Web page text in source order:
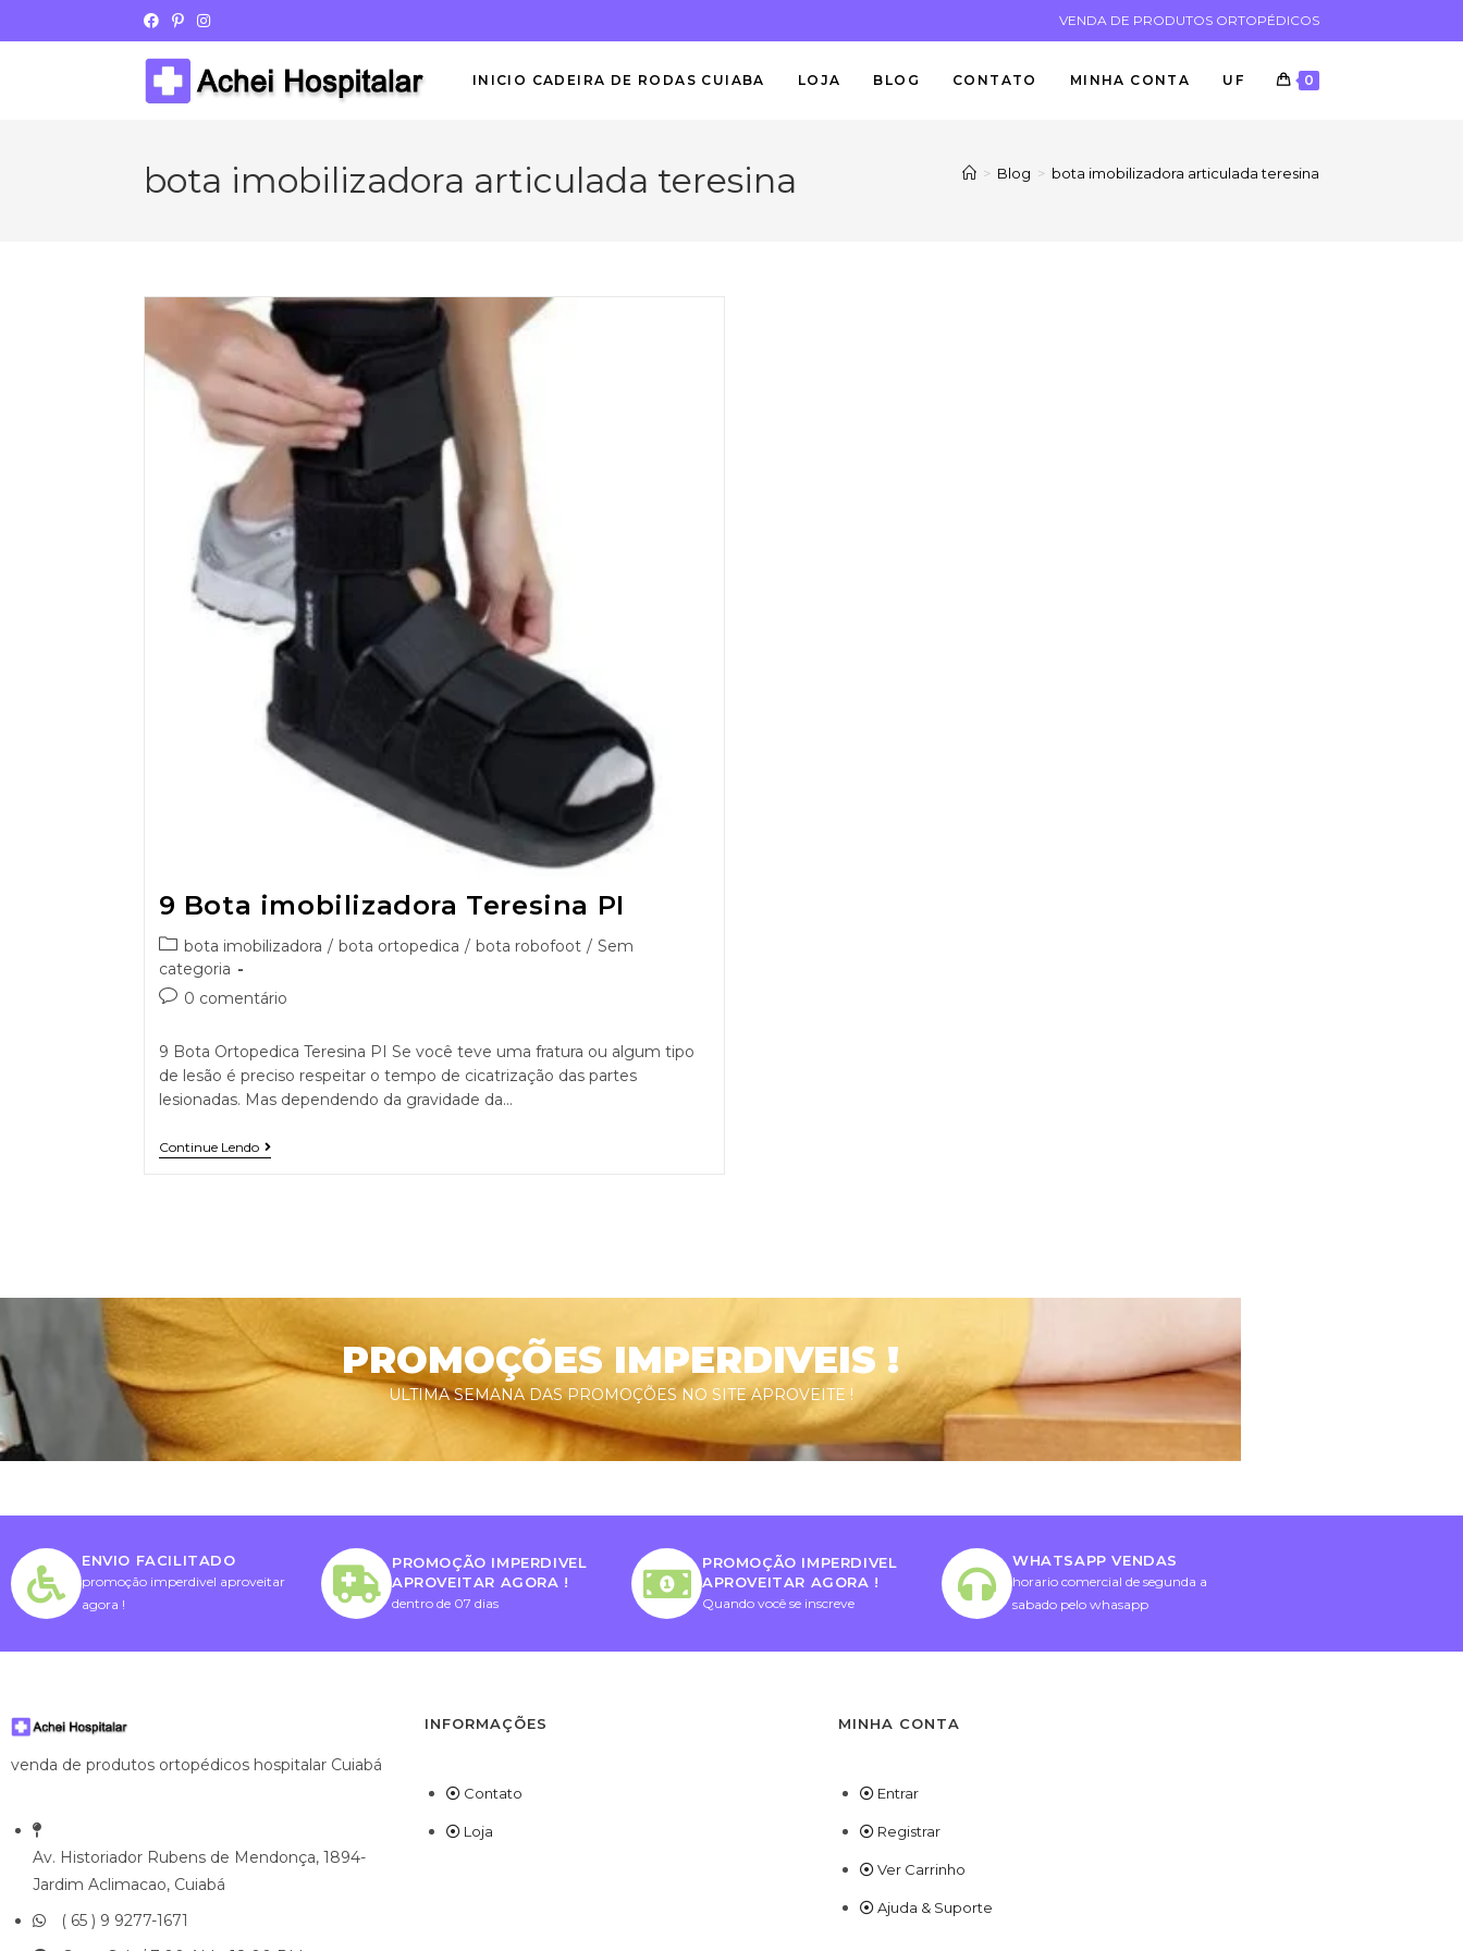
VENDA DE PRODUTOS ORTOPÉDICOS
INICIO CADEIRA DE RODAS CUIABA LOJA BLOG CONTATO MINHA CONTA UF 0
bota imobilizadora articulada teresina > Blog > bota imobilizadora articulada teresina
9 Bota imobilizadora Teresina PI
bota imobilizadora / bota ortopedica / bota robofoot / Sem
categoria
0 comentário
9 Bota Ortopedica Teresina PI Se você teve uma fratura ou algum tipo
de lesão é preciso respeitar o tempo de cicatrização das partes
lesionadas. Mas dependendo da gravidade da…
Continue Lendo
PROMOÇÕES IMPERDIVEIS !
ULTIMA SEMANA DAS PROMOÇÕES NO SITE APROVEITE !
ENVIO FACILITADO
promoção imperdivel aproveitar
agora !
PROMOÇÃO IMPERDIVEL
APROVEITAR AGORA !
dentro de 07 dias
PROMOÇÃO IMPERDIVEL
APROVEITAR AGORA !
Quando você se inscreve
WHATSAPP VENDAS
horario comercial de segunda a
sabado pelo whasapp
venda de produtos ortopédicos hospitalar Cuiabá
Av. Historiador Rubens de Mendonça, 1894-
Jardim Aclimacao, Cuiabá
( 65 ) 9 9277-1671
INFORMAÇÕES
Contato
Loja
MINHA CONTA
Entrar
Registrar
Ver Carrinho
Ajuda & Suporte